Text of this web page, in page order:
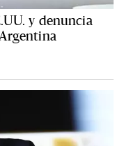
y denuncia